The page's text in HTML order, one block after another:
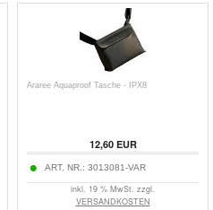
Araree Aquaproof Tasche - IPX8
12,60EUR
ART. NR.: 3013081-VAR
inkl. 19 % MwSt. zzgl.
VERSANDKOSTEN